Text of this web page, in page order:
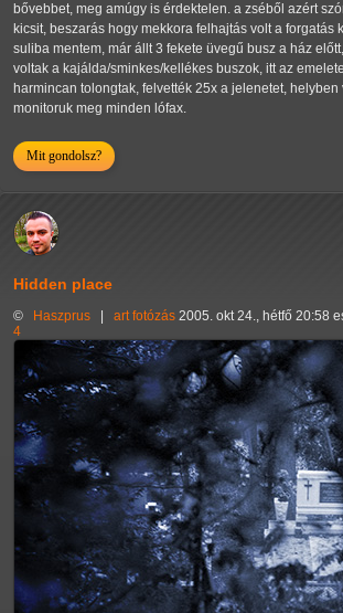
bővebbet, meg amúgy is érdektelen. a zséből azért
kicsit, beszarás hogy mekkora felhajtás volt a forgatás
suliba mentem, már állt 3 fekete üvegű busz a ház
voltak a kajálda/sminkes/kellékes buszok, itt az
harmincan tolongtak, felvették 25x a jelenetet, helyben
monitoruk meg minden lófax.
Mit gondolsz?
Hidden place
© Haszprus art fotózás 2005. okt 24., hétfő 20:58
4